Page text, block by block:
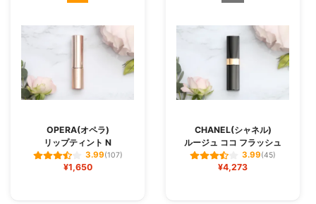
OPERA(オペラ)
リップティント N
3.99(107)
¥1,650
CHANEL(シャネル)
ルージュ ココ フラッシュ
3.99(45)
¥4,273